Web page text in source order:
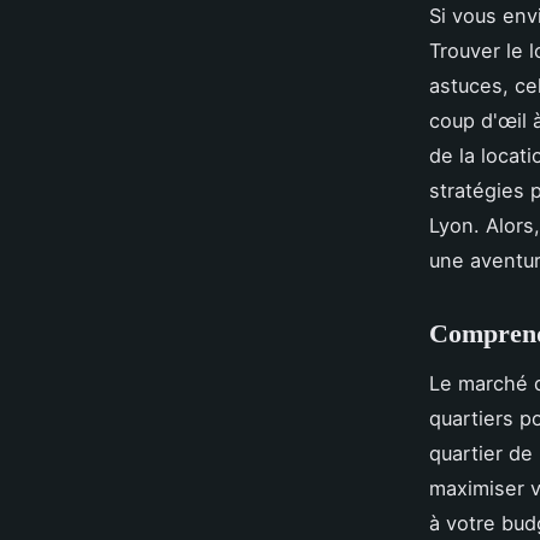
Si vous
Trouver le
astuces,
coup d'œil
de la
stratégies
Lyon.
une
Le marché
quartiers
quartier
maximiser
à votre